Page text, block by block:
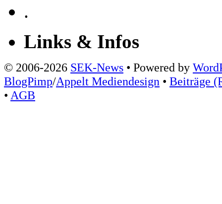
.
Links & Infos
© 2006-2026 SEK-News • Powered by
BlogPimp/Appelt Mediendesign • Beiträge
• AGB